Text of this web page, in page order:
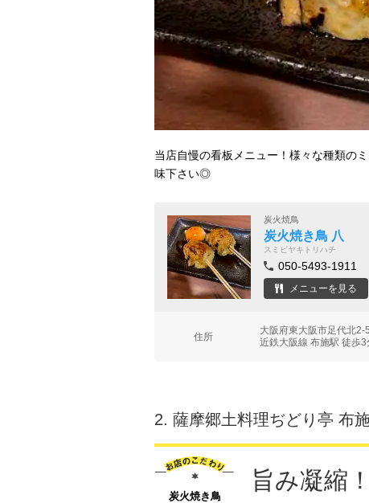
当店自慢の看板メニュー！様々な種類の
味下さい◎
炭火焼鳥
炭火焼き鳥 八
スミビヤキトリハチ
050-5493-1911
メニューを見る
住所
大阪府東大阪市足代北
近鉄大阪線 布施駅 徒歩3
2. 薩摩郷土料理ぢどり亭 布
炭火焼き鳥
旨み凝縮